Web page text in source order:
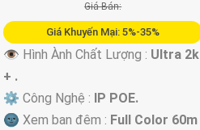
Giá Bán:
Giá Khuyến Mại: 5%-35%
👁 Hình Ành Chất Lượng : Ultra 2k
+ .
⚙ Công Nghệ : IP POE.
🌚 Xem ban đêm : Full Color 60m